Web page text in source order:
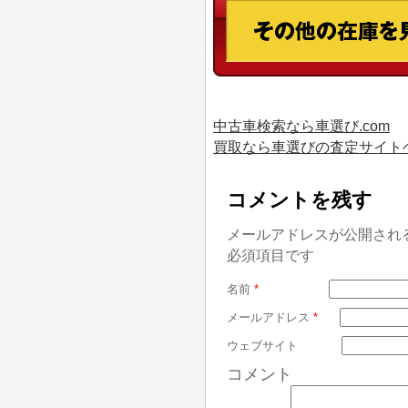
中古車検索なら車選び.com
買取なら車選びの査定サイト
コメントを残す
メールアドレスが公開さ
必須項目です
名前 *
メールアドレス *
ウェブサイト
コメント